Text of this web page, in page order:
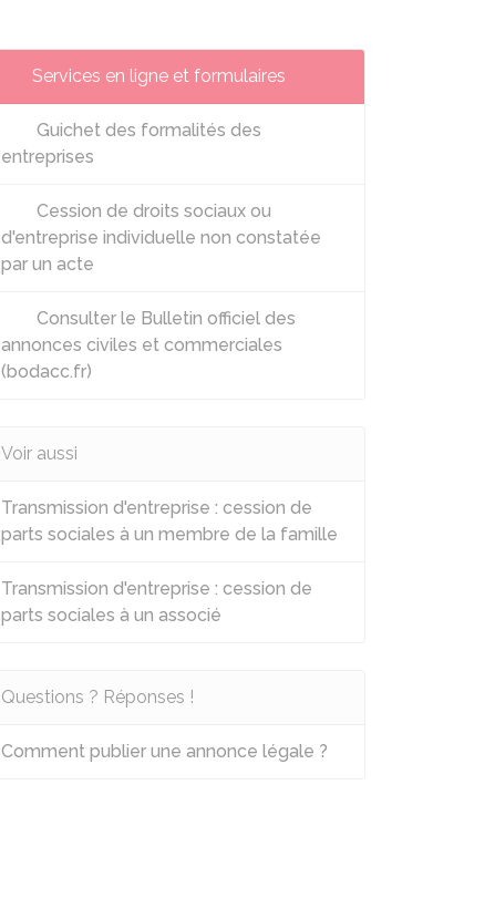
Services en ligne et formulaires
Guichet des formalités des
entreprises
Cession de droits sociaux ou
d'entreprise individuelle non constatée
par un acte
Consulter le Bulletin officiel des
annonces civiles et commerciales
(bodacc.fr)
Voir aussi
Transmission d'entreprise : cession de
parts sociales à un membre de la famille
Transmission d'entreprise : cession de
parts sociales à un associé
Questions ? Réponses !
Comment publier une annonce légale ?